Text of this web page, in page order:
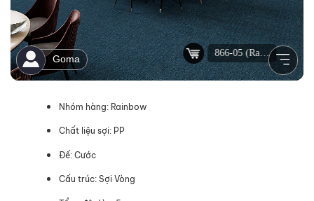
Nhóm hàng: Rainbow
Chất liệu sợi: PP
Đế: Cước
Cấu trúc: Sợi Vòng